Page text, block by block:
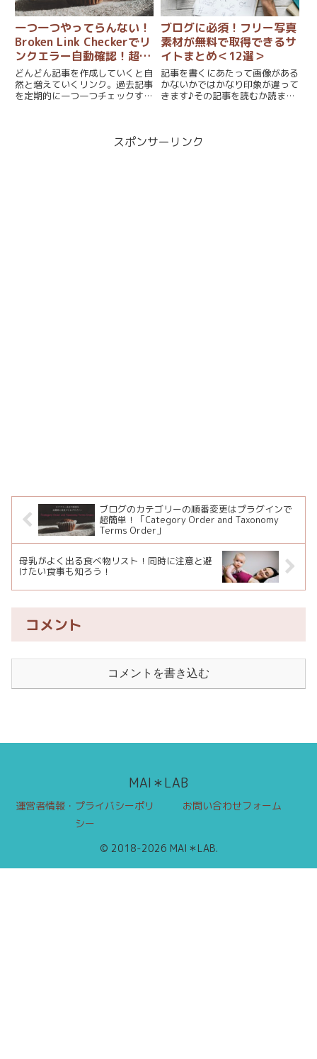
一つ一つやってらんない！
Broken Link Checkerでリ
ンクエラー自動確認！超便
利プラグイン
どんどん記事を作成していくと自
然と増えていくリンク。過去記事
を定期的に一つ一つチェックする
記事内に放置しておくのはユーザ
ブログに必須！フリー写真
素材が無料で取得できるサ
イトまとめ＜12選＞
記事を書くにあたって画像がある
かないかではかなり印象が違って
きます♪その記事を読むか読まな
分で用意するとなるとそれは難し
スポンサーリンク
ブログのカテゴリーの順番変更はプラグインで
超簡単！「Category Order and Taxonomy
Terms Order」
母乳がよく出る食べ物リスト！同時に注意と避
けたい食事も知ろう！
コメント
コメントを書き込む
MAI＊LAB
運営者情報・プライバシーポリ
シー
お問い合わせフォーム
© 2018-2026 MAI＊LAB.